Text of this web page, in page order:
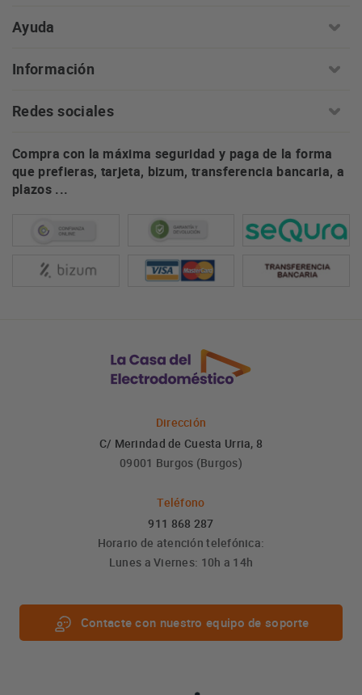
Ayuda
Información
Redes sociales
Compra con la máxima seguridad y paga de la forma
que prefieras, tarjeta, bizum, transferencia bancaria, a
plazos ...
Dirección
C/ Merindad de Cuesta Urria, 8
09001 Burgos (Burgos)
Teléfono
911 868 287
Horario de atención telefónica:
Lunes a Viernes: 10h a 14h
Contacte con nuestro equipo de soporte